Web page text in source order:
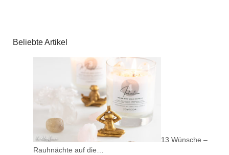
Beliebte Artikel
13 Wünsche –
Rauhnächte auf die…